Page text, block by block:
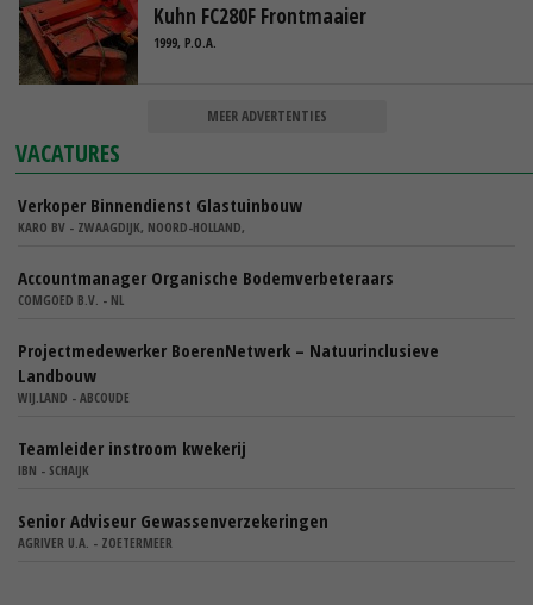
Kuhn FC280F Frontmaaier
1999, P.O.A.
MEER ADVERTENTIES
VACATURES
Verkoper Binnendienst Glastuinbouw
KARO BV - ZWAAGDIJK, NOORD-HOLLAND,
Accountmanager Organische Bodemverbeteraars
COMGOED B.V. - NL
Projectmedewerker BoerenNetwerk – Natuurinclusieve
Landbouw
WIJ.LAND - ABCOUDE
Teamleider instroom kwekerij
IBN - SCHAIJK
Senior Adviseur Gewassenverzekeringen
AGRIVER U.A. - ZOETERMEER